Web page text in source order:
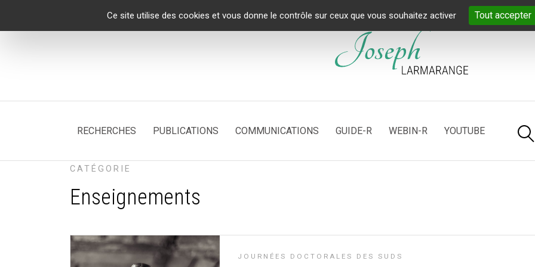
Ce site utilise des cookies et vous donne le contrôle sur ceux que vous souhaitez activer Tout accepter
RECHERCHES PUBLICATIONS COMMUNICATIONS GUIDE-R WEBIN-R YOUTUBE
CATÉGORIE
Enseignements
JOURNÉES DOCTORALES DES SUDS